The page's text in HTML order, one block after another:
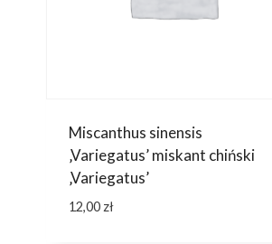
Miscanthus sinensis
‚Variegatus’ miskant chiński
‚Variegatus’
12,00 zł